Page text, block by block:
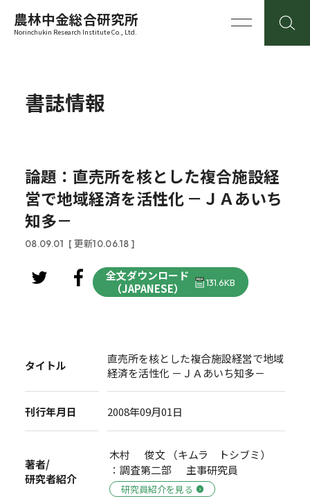
農林中金総合研究所
Norinchukin Research Institute Co., Ltd.
書誌情報
論題：直売所を核とした複合施設経
営で地域経済を活性化 －ＪＡあいち
知多－
08.09.01 [ 更新10.06.18 ]
全文ダウンロード
（JAPANESE）
131.6KB
タイトル
直売所を核とした複合施設経営で地域
経済を活性化 －ＪＡあいち知多－
刊行年月日 2008年09月01日
著者/
研究者紹介
木村 俊文 （キムラ トシブミ）
：調査第二部 主事研究員
研究員紹介を見る